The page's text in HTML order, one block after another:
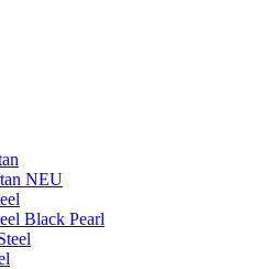
NEU
Black Pearl